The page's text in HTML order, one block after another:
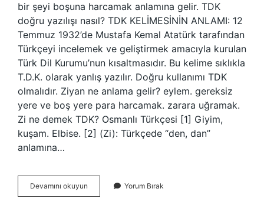
bir şeyi boşuna harcamak anlamına gelir. TDK
doğru yazılışı nasıl? TDK KELİMESİNİN ANLAMI: 12
Temmuz 1932’de Mustafa Kemal Atatürk tarafından
Türkçeyi incelemek ve geliştirmek amacıyla kurulan
Türk Dil Kurumu’nun kısaltmasıdır. Bu kelime sıklıkla
T.D.K. olarak yanlış yazılır. Doğru kullanımı TDK
olmalıdır. Ziyan ne anlama gelir? eylem. gereksiz
yere ve boş yere para harcamak. zarara uğramak.
Zi ne demek TDK? Osmanlı Türkçesi [1] Giyim,
kuşam. Elbise. [2] (Zi): Türkçede “den, dan”
anlamına…
Devamını okuyun
Nasıl
Yorum Bırak